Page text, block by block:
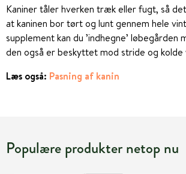
Kaniner tåler hverken træk eller fugt, så
at kaninen bor tørt og lunt gennem hele
supplement kan du ’indhegne’ løbegården
den også er beskyttet mod stride og kolde
Læs også: Pasning af kanin
Populære produkter netop nu